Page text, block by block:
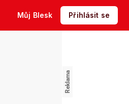
Můj Blesk Přihlásit se